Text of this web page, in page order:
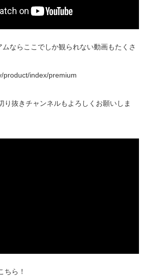
ならここでしか観られない動画もたくさ
product/index/premium
り抜きチャンネルもよろしくお願いしま
ちら！